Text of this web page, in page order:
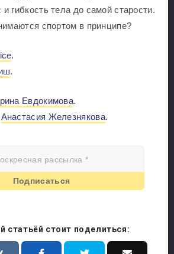
гибкость тела до самой старости.
спортом в принципе?
.
.
Евдокимова.
Анастасия Железнякова.
статьёй стоит поделиться: